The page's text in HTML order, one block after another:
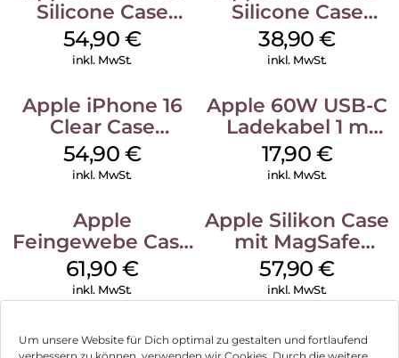
Um unsere Website für Dich optimal zu gestalten und fortlaufend
Silicone Case
MagSafe Black
54,90 €
inkl. MwSt.
Silicone Case
MagSafe
Ultramarine
38,90€
inkl. MwSt.
Apple iPhone 16
Clear Case
MagSafe
Transparent
54,90 €
inkl. MwSt.
Apple 60W USB-C
Ladekabel 1 m
Weiß
17,90 €
inkl. MwSt.
Apple
Feingewebe Case
iPhone 15 Pro
MagSafe Schwarz
61,90 €
inkl. MwSt.
Apple Silikon Case
mit MagSafe
iPhone 14 Pro
(PRODUCT)RED
57,90€
inkl. MwSt.